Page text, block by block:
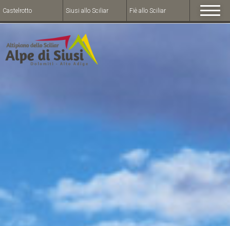
Castelrotto Siusi allo Sciliar Fiè allo Sciliar